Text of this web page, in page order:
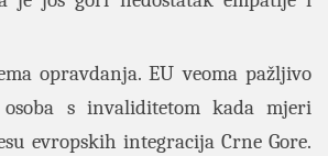
opravdanja. EU veoma pažljivo
s invaliditetom kada mjeri
evropskih integracija Crne Gore.